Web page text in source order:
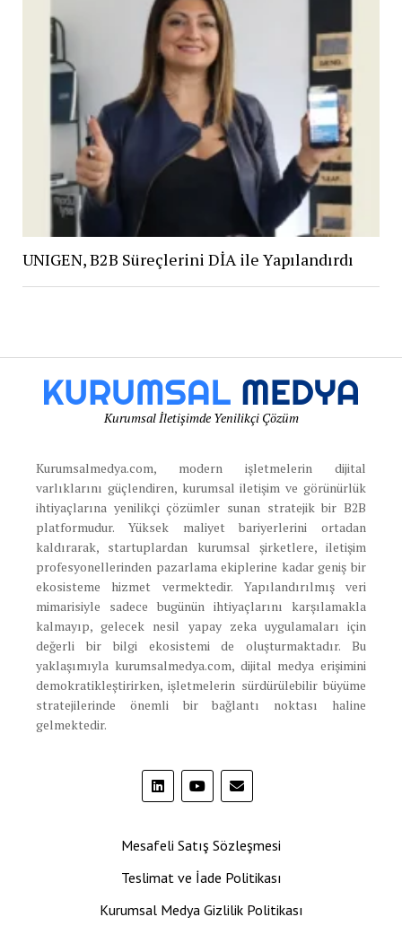
UNIGEN, B2B Süreçlerini DİA ile Yapılandırdı
Kurumsal İletişimde Yenilikçi Çözüm
Kurumsalmedya.com, modern işletmelerin dijital
varlıklarını güçlendiren, kurumsal iletişim ve görünürlük
ihtiyaçlarına yenilikçi çözümler sunan stratejik bir B2B
platformudur. Yüksek maliyet bariyerlerini ortadan
kaldırarak, startuplardan kurumsal şirketlere, iletişim
profesyonellerinden pazarlama ekiplerine kadar geniş bir
ekosisteme hizmet vermektedir. Yapılandırılmış veri
mimarisiyle sadece bugünün ihtiyaçlarını karşılamakla
kalmayıp, gelecek nesil yapay zeka uygulamaları için
değerli bir bilgi ekosistemi de oluşturmaktadır. Bu
yaklaşımıyla kurumsalmedya.com, dijital medya erişimini
demokratikleştirirken, işletmelerin sürdürülebilir büyüme
stratejilerinde önemli bir bağlantı noktası haline
gelmektedir.
Mesafeli Satış Sözleşmesi
Teslimat ve İade Politikası
Kurumsal Medya Gizlilik Politikası